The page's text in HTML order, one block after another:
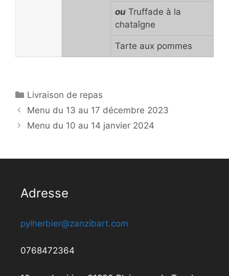
ou Truffade à la
chataîgne
Tarte aux pommes
Catégories
Livraison de repas
Menu du 13 au 17 décembre 2023
Menu du 10 au 14 janvier 2024
Adresse
pylherbier@zanzibart.com
0768472364